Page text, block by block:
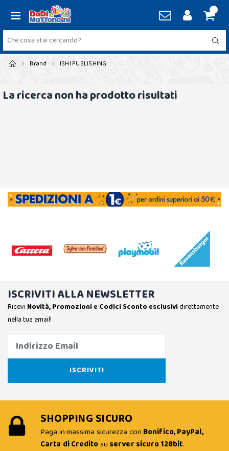
Brand ISHI PUBLISHING
La ricerca non ha prodotto risultati
ISCRIVITI ALLA NEWSLETTER
Ricevi Novità, Promozioni e Codici Sconto esclusividirettamente
nella tua email!
SHOPPING SICURO
Paga in massima sicurezza con Bonifico, PayPal,
Carta di Creditosu server sicuro 128bit.